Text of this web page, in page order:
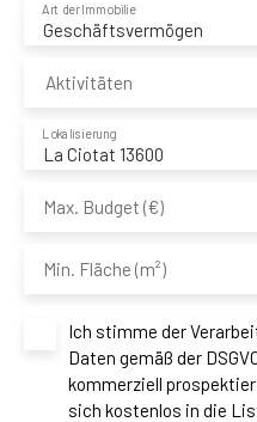
Geschäftsvermögen
Art der Immobilie
Aktivitäten
La Ciotat 13600
Lokalisierung
Max. Budget (€)
Min. Fläche (m²)
Ich stimme der
Daten gemäß der
kommerziell
sich kostenlos in die